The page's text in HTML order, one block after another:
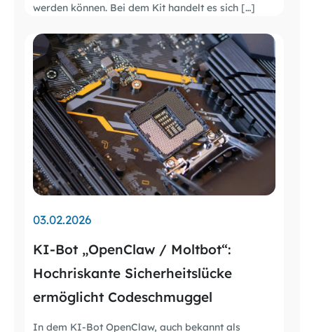
werden können. Bei dem Kit handelt es sich […]
03.02.2026
KI-Bot „OpenClaw / Moltbot“:
Hochriskante Sicherheitslücke
ermöglicht Codeschmuggel
In dem KI-Bot OpenClaw, auch bekannt als